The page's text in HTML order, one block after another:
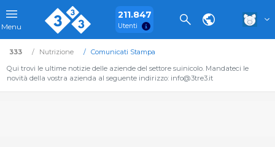
Menu
211.847
Utenti
333 Nutrizione
Comunicati Stampa
Qui trovi le ultime notizie delle aziende del settore suinicolo. Mandateci le
novità della vostra azienda al seguente indirizzo: info@3tre3.it